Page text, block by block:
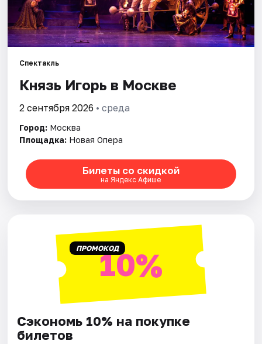
События
Площадки
Артисты
Рейтинги
Спектакль
Князь Игорь в Москве
2 сентября 2026 • среда
Город: Москва
Площадка: Новая Опера
Билеты со скидкой
на Яндекс Афише
ПРОМОКОД10%
Сэкономь 10% на покупке
билетов